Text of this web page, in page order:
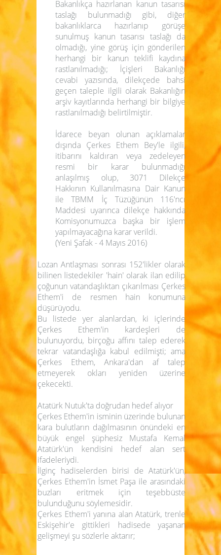
Bakanlıkça hazırlanan kanun tasarısı
taslağı bulunmadığı gibi, diğer
bakanlıklarca hazırlanıp görüşe
sunulmuş kanun tasarısı taslağı da
olmadığı, yine görüş için gönderilen
herhangi bir kanun teklifi kaydına
rastlanılmadığı; İçişleri Bakanlığı
cevabi yazısında, dilekçede bahsi
geçen taleple ilgili olarak Bakanlığın
arşiv kayıtlarında herhangi bir bilgiye
rastlanılmadığı belirtilmiştir.
İdarece beyan olunan açıklamalar
dışında Çerkes Ethem Bey'le ilgili,
itibarını kaldıran veya zedeleyen
resmi bir karar bulunmadığı
anlaşılmış olup, 3071 Dilekçe
Hakkının Kullanılmasına Dair Kanun
ile TBMM İç Tüzüğünün 116'ncı
Maddesi uyarınca dilekçe hakkında
Komisyonumuzca başka bir işlem
yapılmayacağına karar verildi.
(Yeni Şafak - 4 Mayıs 2016)
Lozan Antlaşması sonrası 152'likler olarak
bilinen listedekiler 'hain' olarak ilan edilip
çoğunun vatandaşlıktan çıkarılması Çerkes
Ethem'i de resmen hain konumuna
düşürüyodu.
Bu listede yer alanlardan, ki içlerinde
Çerkes Ethem'in kardeşleri de
bulunuyordu, birçoğu affını talep ederek
tekrar vatandaşlığa kabul edilmişti; ama
Çerkes Ethem, Ankara'dan af talep
etmeyerek okları yeniden üzerine
çekecekti.
Atatürk Nutuk'ta doğrudan hedef alıyor
Çerkes Ethem'in isminin üzerinde bulunan
kara bulutların dağılmasının önündeki en
büyük engel şüphesiz Mustafa Kemal
Atatürk'ün kendisini hedef alan sert
ifadeleriydi.
İlginç hadiselerden birisi de Atatürk'ün,
Çerkes Ethem'in İsmet Paşa ile arasındaki
buzları eritmek için teşebbüste
bulunduğunu söylemesidir.
Çerkes Ethem'i yanına alan Atatürk, trenle
Eskişehir'e gittikleri hadisede yaşanan
gelişmeyi şu sözlerle aktarır;